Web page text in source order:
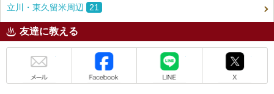
立川・東久留米周辺 21
友達に教える